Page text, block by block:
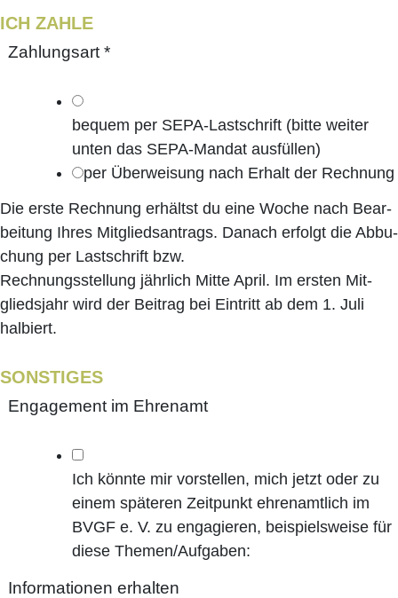
ICH ZAH­LE
Zah­lungs­art*
bequem per SEPA-Last­schrift (bit­te wei­ter
unten das SEPA-Man­dat ausfüllen)
per Über­wei­sung nach Erhalt der Rechnung
Die ers­te Rech­nung erhältst du eine Woche nach Bear­
bei­tung Ihres Mit­glieds­an­trags. Danach erfolgt die Abbu­
chung per Last­schrift bzw.
Rech­nungs­stel­lung jähr­lich Mit­te April. Im ers­ten Mit­
glieds­jahr wird der Bei­trag bei Ein­tritt ab dem 1. Juli
halbiert.
SONS­TI­GES
Enga­ge­ment im Ehrenamt
Ich könn­te mir vor­stel­len, mich jetzt oder zu
einem spä­te­ren Zeit­punkt ehren­amt­lich im
BVGF e. V. zu enga­gie­ren, bei­spiels­wei­se für
die­se Themen/Aufgaben:
Infor­ma­tio­nen erhalten